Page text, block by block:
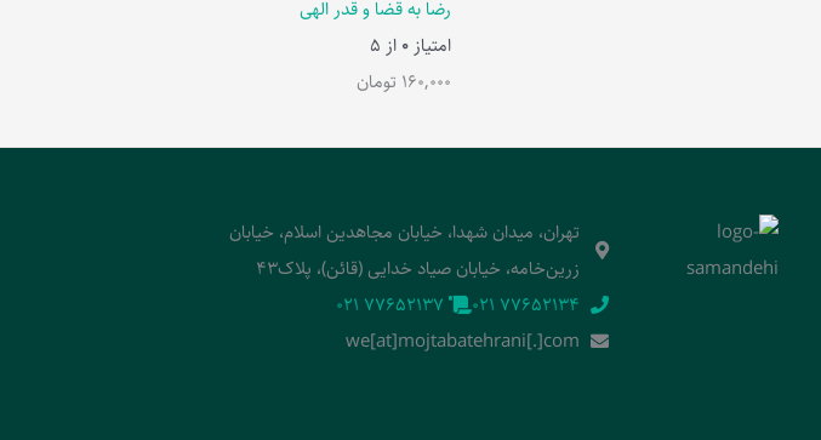
رضا به قضا و قدر الهی
امتیاز 0 از 5
160,000 تومان
تهران، میدان شهدا، خیابان مجاهدین اسلام، خیابان
زرین‌خامه، خیابان صیاد خدایی (قائن)، پلاک43
‭021 77652134‬
‭021 77652137‬
we[at]mojtabatehrani[.]com